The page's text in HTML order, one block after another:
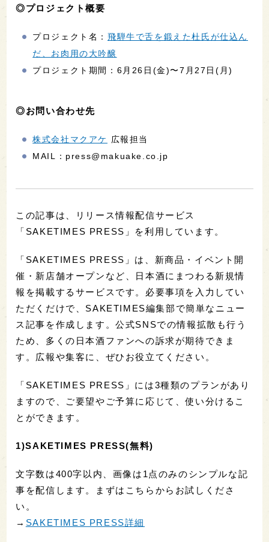
◎プロジェクト概要
プロジェクト名：飛騨牛で舌を鍛えた杜氏が仕込ん
だ、お肉用の大吟醸
プロジェクト期間：6月26日(金)〜7月27日(月)
◎お問い合わせ先
株式会社マクアケ
広報担当
MAIL：press@makuake.co.jp
この記事は、リリース情報配信サービス
「SAKETIMES PRESS」を利用しています。
「SAKETIMES PRESS」は、新商品・イベント開
催・新店舗オープンなど、日本酒にまつわる新規情
報を掲載するサービスです。必要事項を入力してい
ただくだけで、SAKETIMES編集部で簡単なニュー
ス記事を作成します。公式SNSでの情報拡散も行う
ため、多くの日本酒ファンへの訴求が期待できま
す。広報や集客に、ぜひお役立てください。
「SAKETIMES PRESS」には3種類のプランがあり
ますので、ご要望やご予算に応じて、使い分けるこ
とができます。
1)SAKETIMES PRESS(無料)
文字数は400字以内、画像は1点のみのシンプルな記
事を配信します。まずはこちらからお試しくださ
い。
→ SAKETIMES PRESS詳細